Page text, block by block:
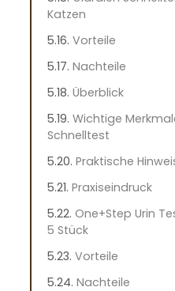
Katzen
Vorteile
Nachteile
Überblick
Wichtige
Schnelltest
Praktische
Praxiseindruck
One+Step Urin
5 Stück
Vorteile
Nachteile